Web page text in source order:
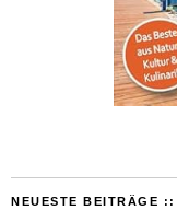
NEUESTE BEITRÄGE ::